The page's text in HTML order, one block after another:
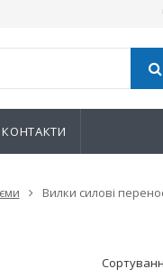
КОНТАКТИ
Вилки силові